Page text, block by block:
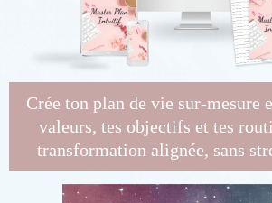
Crée ton plan de vie sur-mesure
valeurs, tes objectifs et tes
transformation alignée, sans